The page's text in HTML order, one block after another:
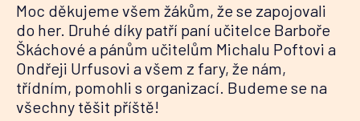
Moc děkujeme všem žákům, že se zapojovali
do her. Druhé díky patří paní učitelce Barboře
Škáchové a pánům učitelům Michalu Poftovi a
Ondřeji Urfusovi a všem z fary, že nám,
třídním, pomohli s organizací. Budeme se na
všechny těšit příště!